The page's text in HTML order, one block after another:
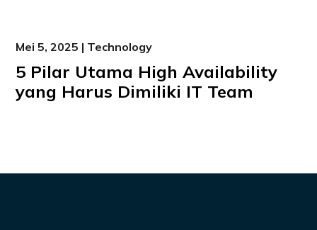
Mei 5, 2025 | Technology
5 Pilar Utama High Availability
yang Harus Dimiliki IT Team